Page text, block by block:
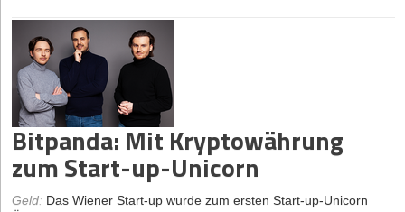
Bitpanda: Mit Kryptowährung
zum Start-up-Unicorn
Geld: Das Wiener Start-up wurde zum ersten Start-up-Unicorn